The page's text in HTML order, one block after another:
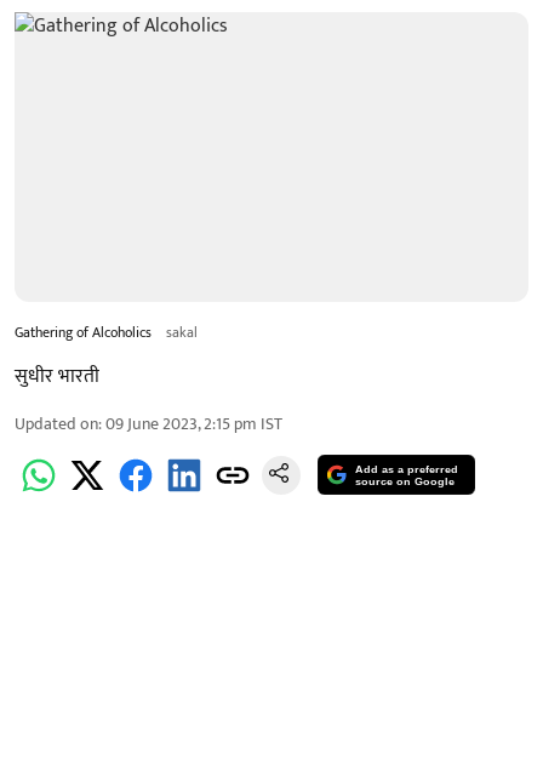
Gathering of Alcoholics sakal
सुधीर भारती
Updated on:09 June 2023, 2:15 pm IST
Add as a preferred
source on Google